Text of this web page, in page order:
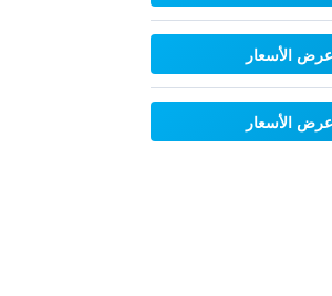
عرض الأسعار
عرض الأسعار